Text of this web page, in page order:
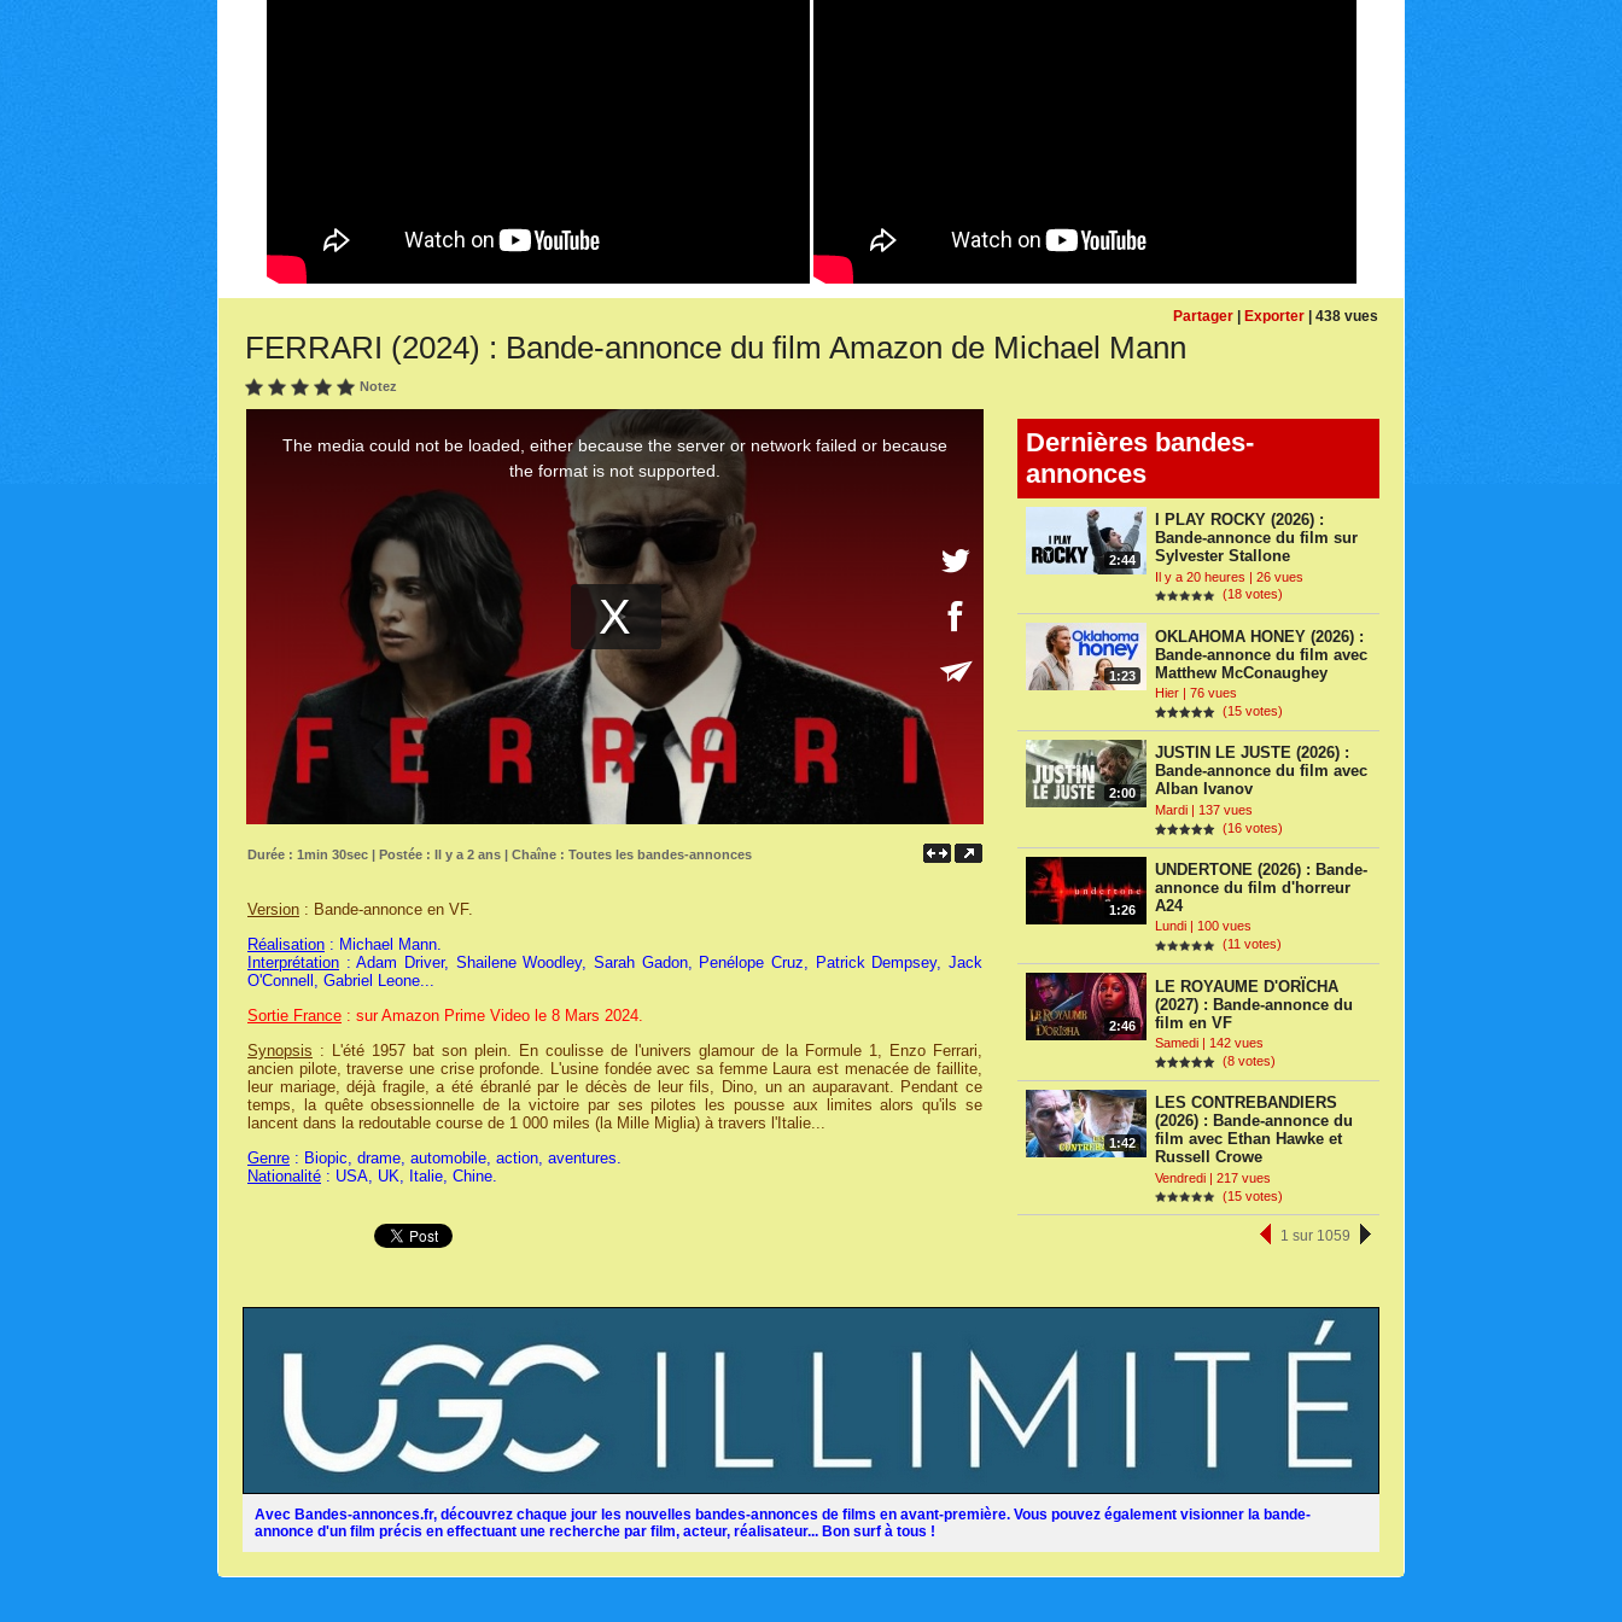
Partager | Exporter | 438 vues
FERRARI (2024) : Bande-annonce du film Amazon de Michael Mann
Notez
Dernières bandes-
annonces
2:44
I PLAY ROCKY (2026) :
Bande-annonce du film sur
Sylvester Stallone
Il y a 20 heures | 26 vues
(18 votes)
1:23
OKLAHOMA HONEY (2026) :
Bande-annonce du film avec
Matthew McConaughey
Hier | 76 vues
(15 votes)
2:00
JUSTIN LE JUSTE (2026) :
Bande-annonce du film avec
Alban Ivanov
Mardi | 137 vues
(16 votes)
1:26
UNDERTONE (2026) : Bande-
annonce du film d'horreur
A24
Lundi | 100 vues
(11 votes)
2:46
LE ROYAUME D'ORÏCHA
(2027) : Bande-annonce du
film en VF
Samedi | 142 vues
(8 votes)
1:42
LES CONTREBANDIERS
(2026) : Bande-annonce du
film avec Ethan Hawke et
Russell Crowe
Vendredi | 217 vues
(15 votes)
1 sur 1059
Durée : 1min 30sec | Postée : Il y a 2 ans | Chaîne : Toutes les bandes-annonces
Version : Bande-annonce en VF.
Réalisation : Michael Mann.
Interprétation : Adam Driver, Shailene Woodley, Sarah Gadon, Penélope Cruz, Patrick Dempsey, Jack
O'Connell, Gabriel Leone...
Sortie France : sur Amazon Prime Video le 8 Mars 2024.
Synopsis : L'été 1957 bat son plein. En coulisse de l'univers glamour de la Formule 1, Enzo Ferrari,
ancien pilote, traverse une crise profonde. L'usine fondée avec sa femme Laura est menacée de faillite,
leur mariage, déjà fragile, a été ébranlé par le décès de leur fils, Dino, un an auparavant. Pendant ce
temps, la quête obsessionnelle de la victoire par ses pilotes les pousse aux limites alors qu'ils se
lancent dans la redoutable course de 1 000 miles (la Mille Miglia) à travers l'Italie...
Genre : Biopic, drame, automobile, action, aventures.
Nationalité : USA, UK, Italie, Chine.
Avec Bandes-annonces.fr, découvrez chaque jour les nouvelles bandes-annonces de films en avant-première. Vous pouvez également visionner la bande-
annonce d'un film précis en effectuant une recherche par film, acteur, réalisateur... Bon surf à tous !